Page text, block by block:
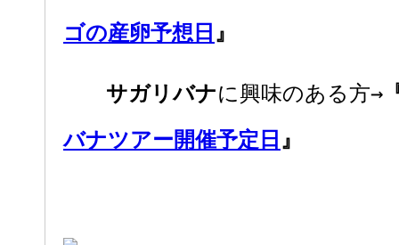
ゴの産卵予想日 』
サガリバナに興味のある方→
バナツアー開催予定日 』